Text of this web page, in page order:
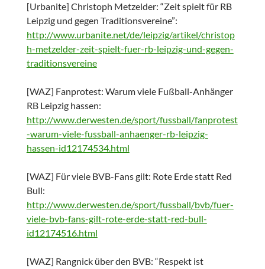
[Urbanite] Christoph Metzelder: “Zeit spielt für RB
Leipzig und gegen Traditionsvereine”:
http://www.urbanite.net/de/leipzig/artikel/christop
h-metzelder-zeit-spielt-fuer-rb-leipzig-und-gegen-
traditionsvereine
[WAZ] Fanprotest: Warum viele Fußball-Anhänger
RB Leipzig hassen:
http://www.derwesten.de/sport/fussball/fanprotest
-warum-viele-fussball-anhaenger-rb-leipzig-
hassen-id12174534.html
[WAZ] Für viele BVB-Fans gilt: Rote Erde statt Red
Bull:
http://www.derwesten.de/sport/fussball/bvb/fuer-
viele-bvb-fans-gilt-rote-erde-statt-red-bull-
id12174516.html
[WAZ] Rangnick über den BVB: “Respekt ist